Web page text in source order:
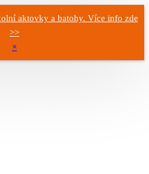
aktovky a batohy. Více info zde
>>
×